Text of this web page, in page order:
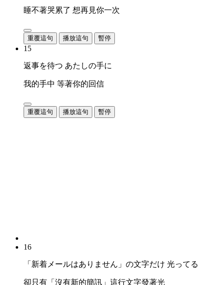
睡不著哭累了 想再見你一次
重覆這句 播放這句 暫停
15
返事を待つ あたしの手に
我的手中 等著你的回信
重覆這句 播放這句 暫停
16
「新着メールはありません」の文字だけ 光ってる
卻只有「沒有新的簡訊」這行文字發著光